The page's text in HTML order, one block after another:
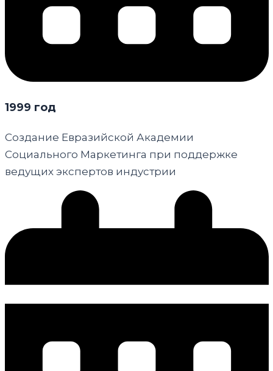
1999 год
Создание Евразийской Академии
Социального Маркетинга при поддержке
ведущих экспертов индустрии